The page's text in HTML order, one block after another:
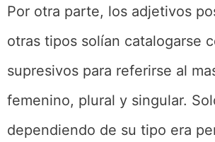
Por otra parte, los adjetivos
otras tipos solían catalogarse
supresivos para referirse al
femenino, plural y singular.
dependiendo de su tipo era